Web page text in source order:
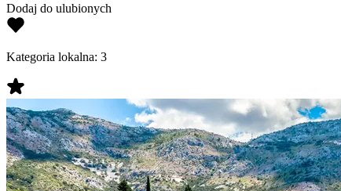
Dodaj do ulubionych
Kategoria lokalna: 3